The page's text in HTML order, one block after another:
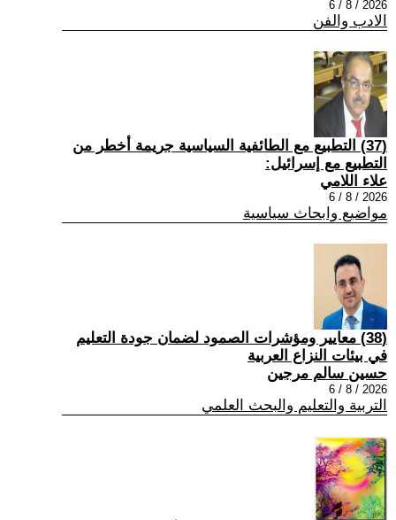
2026 / 8 / 6
الادب والفن
(37) التطبيع مع الطائفية السياسية جريمة أخطر من
التطبيع مع إسرائيل:
علاء اللامي
2026 / 8 / 6
مواضيع وابحاث سياسية
(38) معايير ومؤشرات الصمود لضمان جودة التعليم
في بيئات النزاع العربية
حسين سالم مرجين
2026 / 8 / 6
التربية والتعليم والبحث العلمي